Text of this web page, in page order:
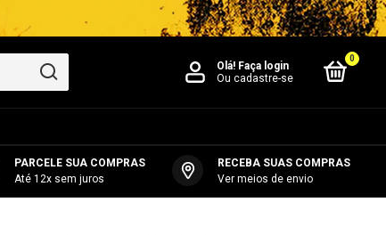
Olá! Faça login
Ou cadastre-se
0
PARCELE SUA COMPRAS
Até 12x sem juros
RECEBA SUAS COMPRAS
Ver meios de envio